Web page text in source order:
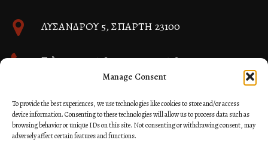
Manage Consent
To provide the best experiences, we use technologies like cookies to store and/or access
device information. Consenting to these technologies will allow us to process data such as
browsing behavior or unique IDs on this site. Not consenting or withdrawing consent, may
adversely affect certain features and functions.
ΛΥΣΑΝΔΡΟΥ 5, ΣΠΑΡΤΗ 23100
Τηλ. 27310 26580 και 27310 26581